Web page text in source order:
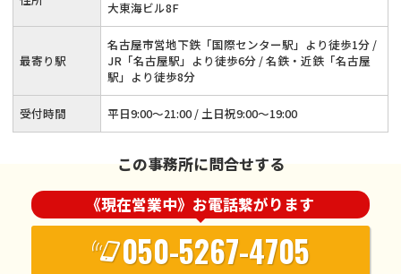
大東海ビル8F
最寄り駅
名古屋市営地下鉄「国際センター駅」より徒歩1分 /
JR「名古屋駅」より徒歩6分 / 名鉄・近鉄「名古屋
駅」より徒歩8分
受付時間 平日9:00～21:00 / 土日祝9:00～19:00
この事務所に問合せする
《現在営業中》お電話繋がります
050-5267-4705